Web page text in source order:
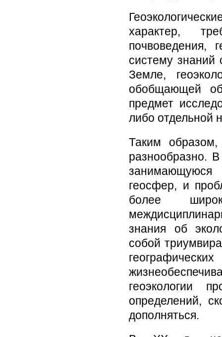
характер,
почвоведения,
систему знаний
Земле,
обобщающей
предмет
либо отдельной
Таким образом,
разнообразно.
занимающуюся
геосфер, и
более
знания об
собой
геоэкологии
определений,
дополняться.